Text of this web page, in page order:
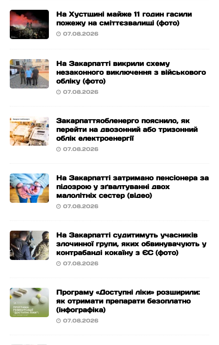
На Хустщині майже 11 годин гасили
пожежу на сміттєзвалищі (фото)
07.08.2026
На Закарпатті викрили схему
незаконного виключення з військового
обліку (фото)
07.08.2026
Закарпаттяобленерго пояснило, як
перейти на двозонний або тризонний
облік електроенергії
07.08.2026
На Закарпатті затримано пенсіонера за
підозрою у зґвалтуванні двох
малолітніх сестер (відео)
07.08.2026
На Закарпатті судитимуть учасників
злочинної групи, яких обвинувачують у
контрабанді кокаїну з ЄС (фото)
07.08.2026
Програму «Доступні ліки» розширили:
як отримати препарати безоплатно
(інфографіка)
07.08.2026